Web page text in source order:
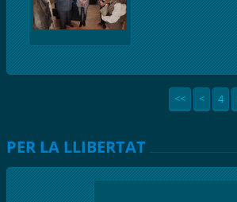
<< < 4
PER LA LLIBERTAT